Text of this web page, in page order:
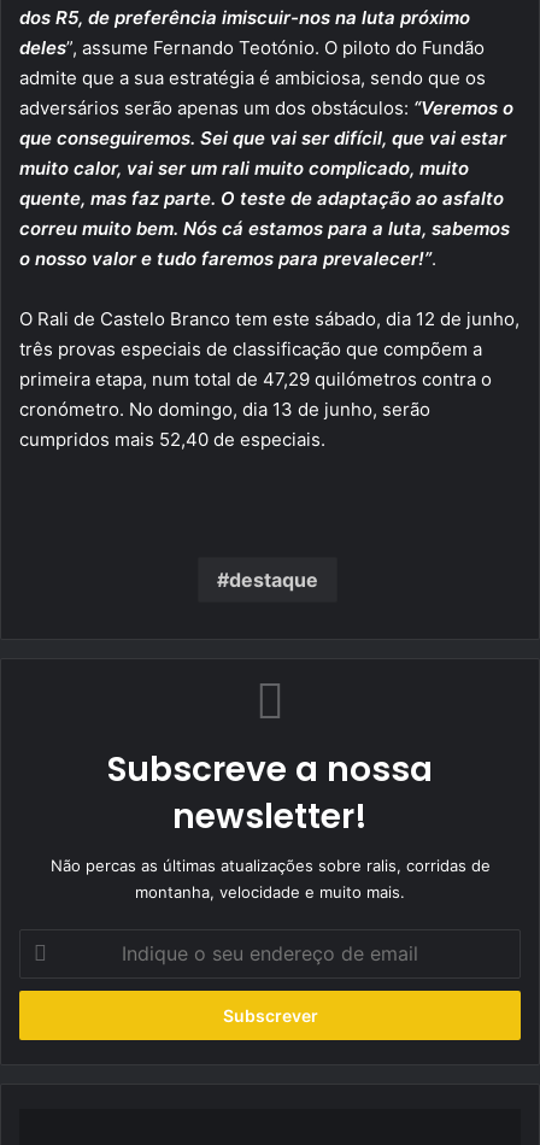
dos R5, de preferência imiscuir-nos na luta próximo
deles”, assume Fernando Teotónio. O piloto do Fundão
admite que a sua estratégia é ambiciosa, sendo que os
adversários serão apenas um dos obstáculos: “Veremos o
que conseguiremos. Sei que vai ser difícil, que vai estar
muito calor, vai ser um rali muito complicado, muito
quente, mas faz parte. O teste de adaptação ao asfalto
correu muito bem. Nós cá estamos para a luta, sabemos
o nosso valor e tudo faremos para prevalecer!”.
O Rali de Castelo Branco tem este sábado, dia 12 de junho,
três provas especiais de classificação que compõem a
primeira etapa, num total de 47,29 quilómetros contra o
cronómetro. No domingo, dia 13 de junho, serão
cumpridos mais 52,40 de especiais.
destaque
Subscreve a nossa
newsletter!
Não percas as últimas atualizações sobre ralis, corridas de
montanha, velocidade e muito mais.
seu
de